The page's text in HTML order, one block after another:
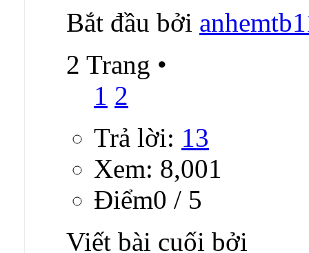
Bắt đầu bởi
2 Trang •
1 2
Trả lời: 13
Xem: 8,001
Ðiểm0 / 5
Viết bài cuối bởi